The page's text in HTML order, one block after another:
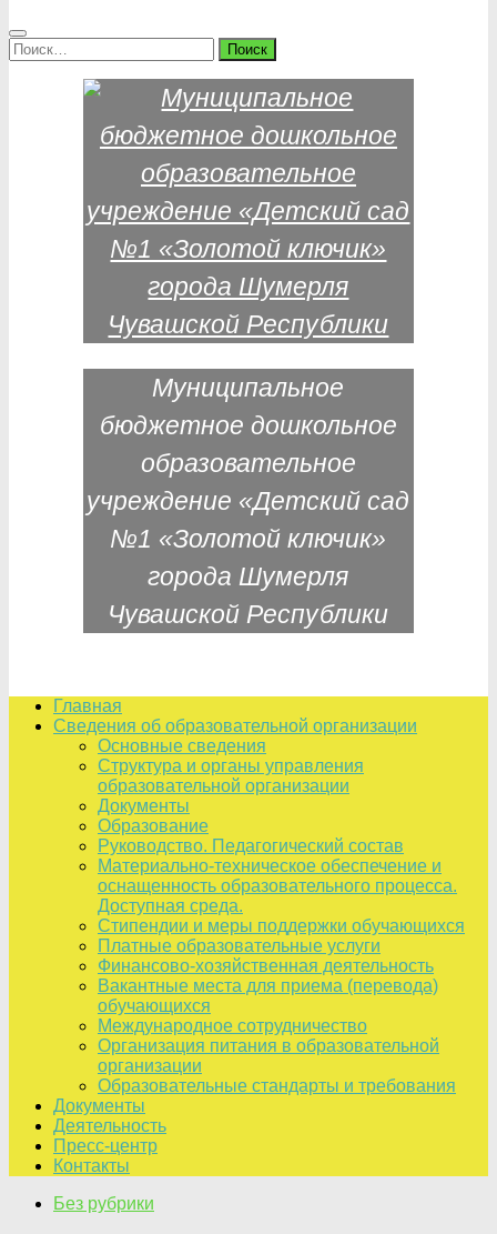
Найти:
Муниципальное
бюджетное дошкольное
образовательное
учреждение «Детский сад
№1 «Золотой ключик»
города Шумерля
Чувашской Республики
Главная
Сведения об образовательной организации
Основные сведения
Структура и органы управления
образовательной организации
Документы
Образование
Руководство. Педагогический состав
Материально-техническое обеспечение и
оснащенность образовательного процесса.
Доступная среда.
Стипендии и меры поддержки обучающихся
Платные образовательные услуги
Финансово-хозяйственная деятельность
Вакантные места для приема (перевода)
обучающихся
Международное сотрудничество
Организация питания в образовательной
организации
Образовательные стандарты и требования
Документы
Деятельность
Пресс-центр
Контакты
Без рубрики